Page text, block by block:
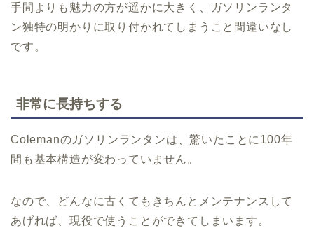
手間よりも魅力の方が遥かに大きく、ガソリンランタ
ン独特の明かりに取り付かれてしまうこと間違いなし
です。
非常に長持ちする
Colemanのガソリンランタンは、驚いたことに100年
間も基本構造が変わっていません。
なので、どんなに古くてもきちんとメンテナンスして
あげれば、現役で使うことができてしまいます。